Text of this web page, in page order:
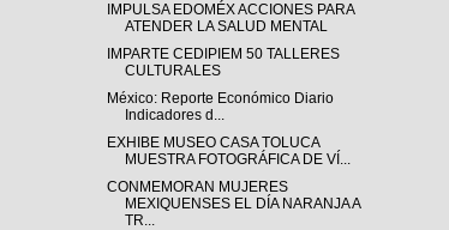
IMPULSA EDOMÉX ACCIONES PARA
ATENDER LA SALUD MENTAL
IMPARTE CEDIPIEM 50 TALLERES
CULTURALES
México: Reporte Económico Diario
Indicadores d...
EXHIBE MUSEO CASA TOLUCA
MUESTRA FOTOGRÁFICA DE VÍ...
CONMEMORAN MUJERES
MEXIQUENSES EL DÍA NARANJA A
TR...